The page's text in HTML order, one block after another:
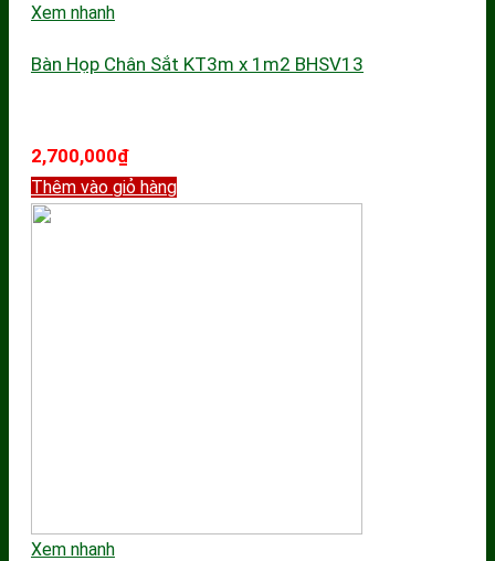
Xem nhanh
Bàn Họp Chân Sắt KT3m x 1m2 BHSV13
2,700,000₫
Thêm vào giỏ hàng
Xem nhanh